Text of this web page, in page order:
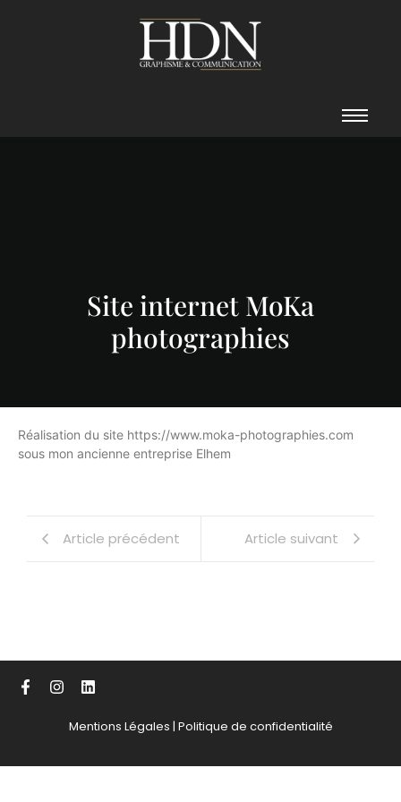
Site internet MoKa
photographies
Réalisation du site https://www.moka-photographies.com
sous mon ancienne entreprise Elhem
Article précédent Article suivant
Mentions Légales | Politique de confidentialité